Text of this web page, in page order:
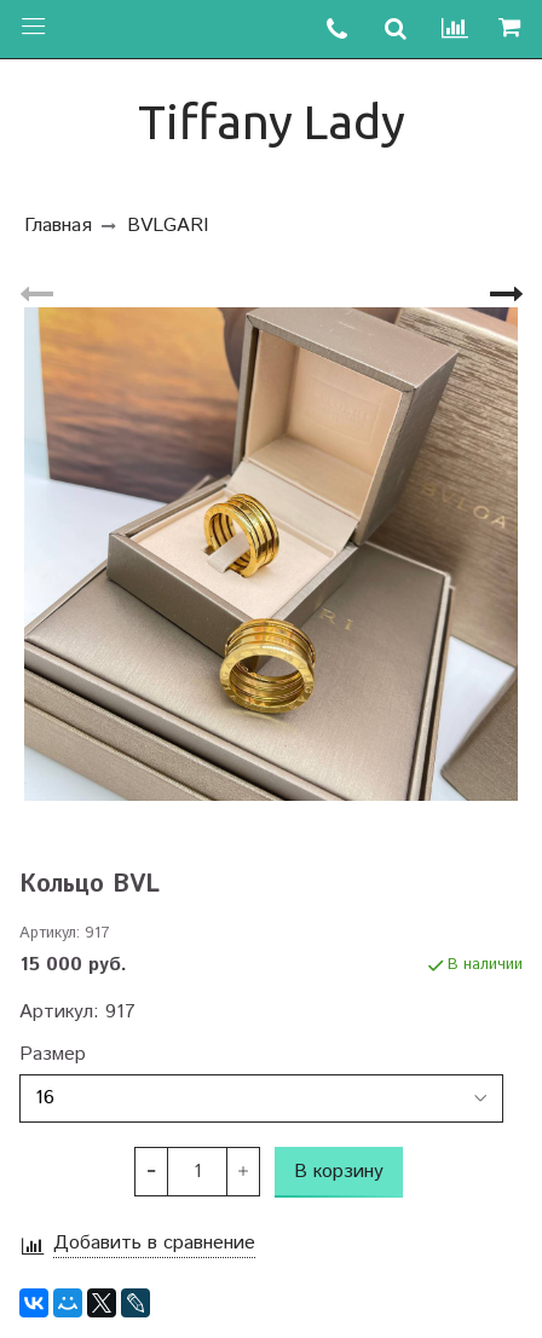
Tiffany Lady
Главная BVLGARI
Кольцо BVL
Артикул: 917
15 000 руб. В наличии
Артикул: 917
Размер
В корзину
Добавить в сравнение